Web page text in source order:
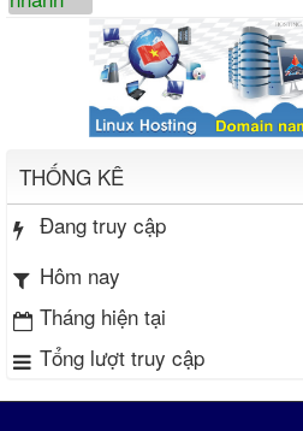
THỐNG KÊ
Đang truy cập
Hôm nay
Tháng hiện tại
Tổng lượt truy cập